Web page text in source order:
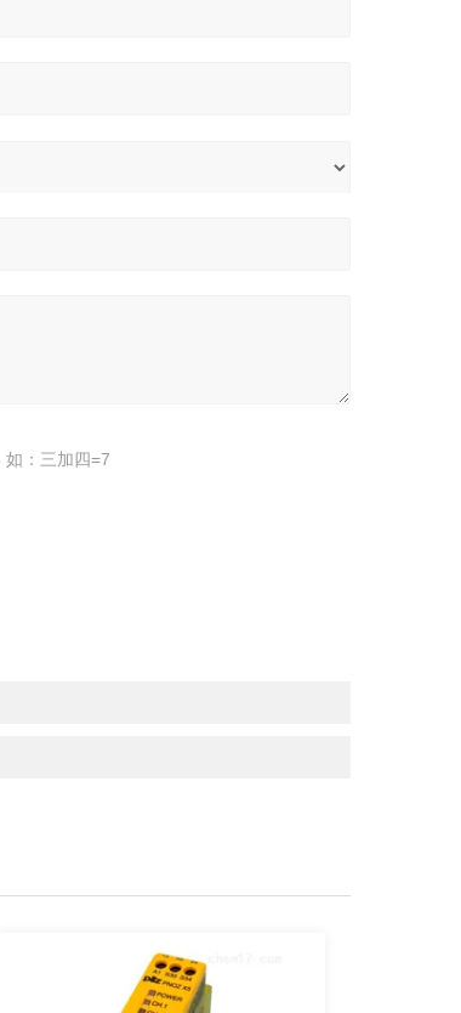
：三加四=7